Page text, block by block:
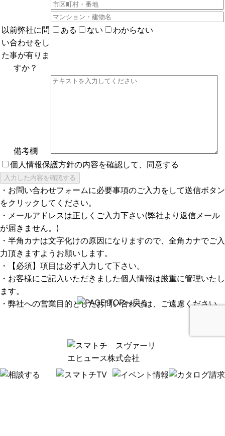
以前弊社に問
い合わせを し
た事が有りま
すか？
ある ない わからない
備考欄
個人情報保護方針の内容を確認して、同意する
・お問い合わせフォームに必要事項のご入力をして送信ボタン
をクリックしてください。
・メールアドレスは正しくご入力下さい(弊社より返信メール
が届きません。)
・半角カナは文字化けの原因になりますので、全角カナでご入
力頂きますようお願いします。
・【必須】項目は必ず入力して下さい。
・お客様にご記入いただきました個人情報は厳重に管理いたし
ます。
・弊社への営業目的としたお問い合わせは、ご遠慮ください。